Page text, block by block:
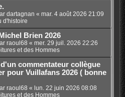
dartagnan « mar. 4 août 2026 21:09
d'histoire
Brien 2026
raoul68 « mer. 29 juil. 2026 22:26
et des Hommes
commentateur collègue
pour Vuillafans 2026 ( bonne
raoul68 « lun. 22 juin 2026 08:08
et des Hommes